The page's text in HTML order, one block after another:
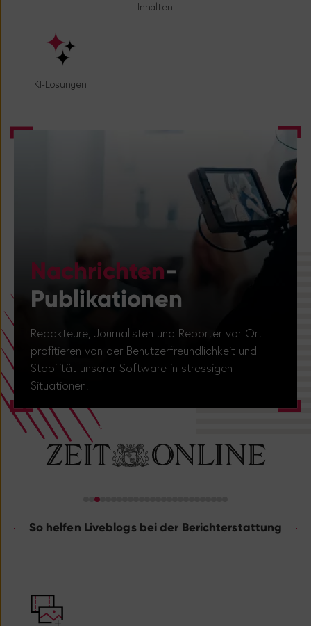
Inhalten
KI-Lösungen
Nachrichten-
Publikationen
Redakteure, Journalisten und Reporter vor Ort
profitieren von der Benutzerfreundlichkeit und
Stabilität unserer Software in stressigen
Situationen.
So helfen Liveblogs bei der Berichterstattung